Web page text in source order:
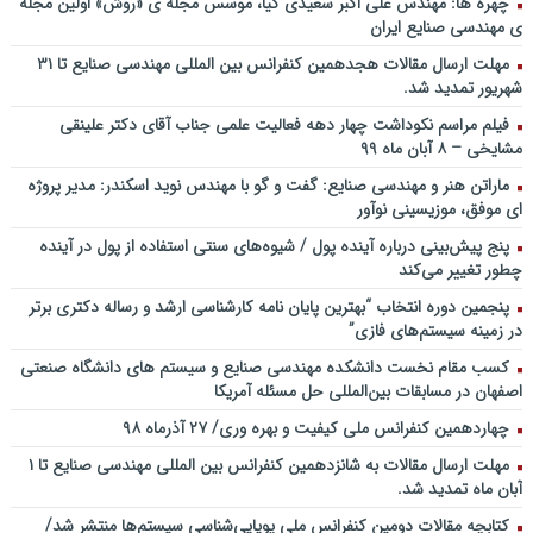
ملی توسعه مدیریت پولی و بانکی
بهمن ماه ۹۲
ی مهندسی صنایع ایران
مهلت ارسال مقالات هجدهمین کنفرانس بین المللی مهندسی صنایع تا ۳۱
شهریور تمدید شد.
فیلم مراسم نکوداشت چهار دهه فعالیت علمی جناب آقای دکتر علینقی
مشایخی – ۸ آبان ماه ۹۹
ماراتن هنر و مهندسی صنایع: گفت و گو با مهندس نوید اسکندر: مدیر پروژه
ای موفق، موزیسینی نوآور
پنج پیش‌بینی درباره آینده پول / شیوه‌های سنتی استفاده از پول در آینده
چطور تغییر می‌کند
پنجمین دورۀ انتخاب “بهترین پایان ­نامه کارشناسی­ ارشد و رساله دکتری برتر
در زمینه سیستم‌های فازی”
کسب مقام نخست دانشکده مهندسی صنایع و سیستم های دانشگاه صنعتی
اصفهان در مسابقات بین‌المللی حل مسئله آمریکا
چهاردهمین کنفرانس ملی کیفیت و بهره وری/ ۲۷ آذرماه ۹۸
مهلت ارسال مقالات به شانزدهمین کنفرانس بین المللی مهندسی صنایع تا ۱
آبان ماه تمدید شد.
کتابچه مقالات دومین کنفرانس ملی پویایی‌شناسی سیستم‌ها منتشر شد/